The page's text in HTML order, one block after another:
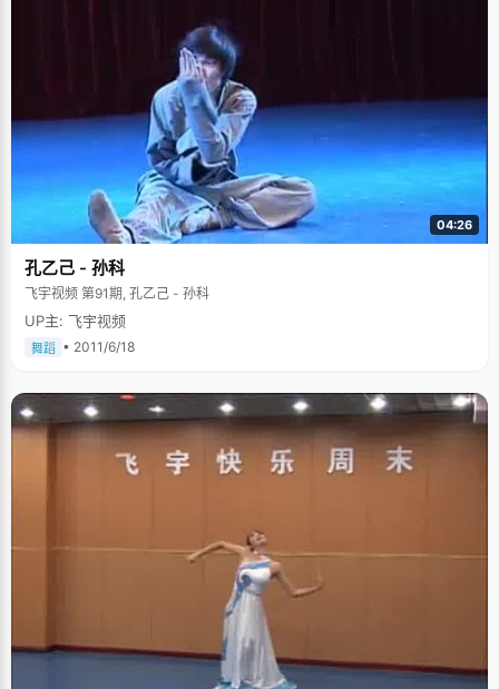
她能从容面每次的得失，为高考不断努力. 爸爸妈妈很会演戏 人们都
说，高考不仅仅只是考生的事情，家长有时候比考生要紧张得多。穆静说自
己的爸爸妈妈特别会演戏，高考的最后阶段，爸爸工作一下变得忙碌起来，
妈妈也忙里忙外，找了很多事情来做，他们都是在努力掩饰着自己，不想让
自己内心的紧张影响到穆静。穆静清楚的记得，考语文的那天早上，妈妈送
自己去考场，在公车上看到一个小女生紧张得哭了起来，妈妈一脸轻松的跟
穆静说笑，还偷偷取笑了那个小女生，可是当回到家的时候，妈妈一个人忍
不住紧张的哭了起来。穆静非常感谢爸爸妈妈，没有他们那么多的付出就不
会有自己今天的成绩。 朋友教会了我乐观和坚强 高三的生活是繁忙而且
单调的，每当感到烦躁和疲惫的时候，是朋友给了穆静最好的鼓励和支持。
穆静有一个很好的朋友，家庭非常不幸，父亲从小就去世了，母亲仅仅从事
一分工资微薄的工作，但是这位朋友非常坚强，从来不会在别人面前流露出
悲伤，每当想起这位朋友，穆静都会被感染，"和他相比，我是如此的幸福，
遇到一些小小的挫折算得了什么，我应该跟他一样永远朝着光明得方向
走。"还有一个女孩，总是微笑着，不管遇到什么事情，总是很乐观，走路的
时候迈着轻快的步伐，穆静不知不觉的也感染了女孩的快乐，"从朋友身上，
我学会了如何坚强乐观的面地学习和生活。" 希望当个好老师 穆静有一
个小小的理想，就是当老师，她认为对于一个孩子来说，父母家庭是一个重
要的环境，其次就是老师了，一个好老师对一个学生的一生影响特别大。穆
静想做一个好老师，切身为学生们着想，给他们创造一个很好的学习环境，
这样才能赢得学生的尊重。" 穆静说，靠先天的智慧取得的成绩并不值得
炫耀，通过自己的努力战胜那些看上去比我们聪明的同学，更有意义一
些。"祝福现在正在奋斗中的学生们，付出所有的努力，为自己的理想，划上
圆满的句号！"
04:26
孔乙己 - 孙科
飞宇视频 第91期, 孔乙己 - 孙科
UP主: 飞宇视频
舞蹈 • 2011/6/18